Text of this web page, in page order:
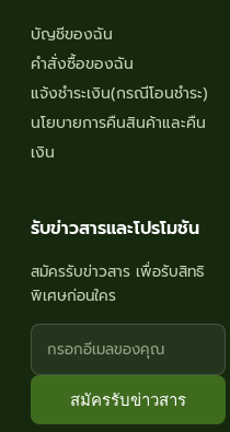
บัญชีของฉัน
คำสั่งซื้อของฉัน
แจ้งชำระเงิน(กรณีโอนชำระ)
นโยบายการคืนสินค้าและคืน
เงิน
รับข่าวสารและโปรโมชัน
สมัครรับข่าวสาร เพื่อรับสิทธิ
พิเศษก่อนใคร
สมัครรับข่าวสาร